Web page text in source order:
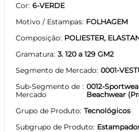
Cor 6-VERDE
Motivo / Estampas FOLHAGEM
Composição POLIESTER,
Gramatura 3. 120 a 129 GM2
Segmento de Mercado 0001-
Sub-Segmento de
Mercado
0012-
Beachwear
Grupo de Produto Tecnológicos
Subgrupo de Produto